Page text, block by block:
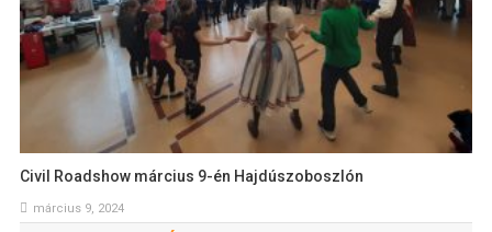
Civil Roadshow március 9-én Hajdúszoboszlón
március 9, 2024